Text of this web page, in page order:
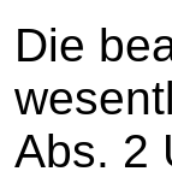
Die
Abs. 2